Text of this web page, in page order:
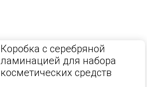
Коробка с серебряной
ламинацией для набора
косметических средств